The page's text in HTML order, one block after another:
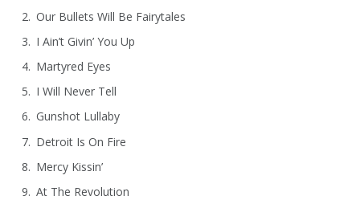
Our Bullets Will Be Fairytales
I Ain’t Givin’ You Up
Martyred Eyes
I Will Never Tell
Gunshot Lullaby
Detroit Is On Fire
Mercy Kissin’
At The Revolution